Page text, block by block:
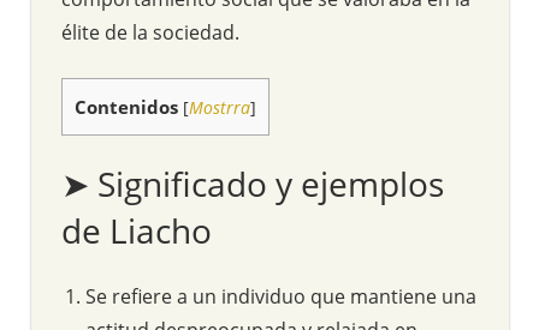
élite de la sociedad.
Contenidos [Mostrra]
➤ Significado y ejemplos
de Liacho
Se refiere a un individuo que mantiene una